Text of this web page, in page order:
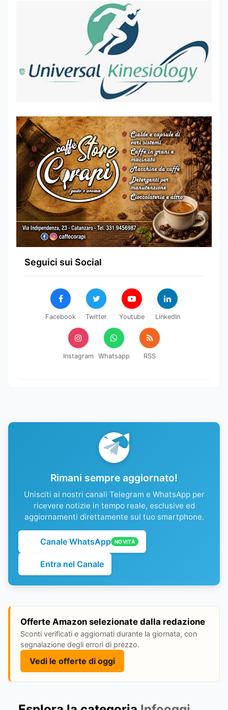
Seguici sui Social
Facebook Twitter Youtube LinkedIn
Instagram Whatsapp RSS
Rimani sempre aggiornato!
Unisciti ai nostri canali Telegram e WhatsApp per
ricevere notizie in tempo reale, esclusive ed
aggiornamenti direttamente sul tuo smartphone.
Canale WhatsApp NOVITÀ
Entra nel Canale
Offerte Amazon selezionate dalla redazione
Sconti verificati e aggiornati durante la giornata, con
segnalazione degli errori di prezzo.
Vedi le offerte di oggi